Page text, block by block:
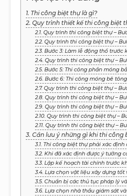
1. Thi công biệt thự là gì?
2. Quy trình thiết kế thi công biệt
2.1. Quy trình thi công biệt thự –
2.2. Quy trình thi công biệt thự –
2.3. Bước 3: Làm lễ động thổ trước
2.4. Quy trình thi công biệt thự –
2.5. Bước 5: Thi công phần móng
2.6. Bước 6: Thi công móng bê
2.7. Quy trình thi công biệt thự –
2.8. Quy trình thi công biệt thự –
2.9. Quy trình thi công biệt thự –
2.10. Quy trình thi công biệt thự –
2.11. Quy trình thi công biệt thự –
3. Cần lưu ý những gì khi thi công
3.1. Thi công biệt thự phải xác
3.2. Khi đã xác định được ý tưởng
3.3. Lập kế hoạch tài chính trước
3.4. Lựa chọn vật liệu xây dựng
3.5. Chuẩn bị các thủ tục pháp lý
3.6. Lựa chọn nhà thầu giám sát